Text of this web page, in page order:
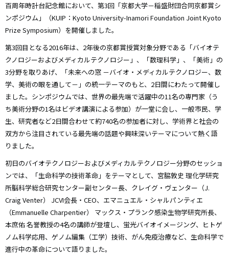
百周年時計台記念館において、第3回「京都大学－稲盛財団合同京都賞シ
ンポジウム」（KUIP：Kyoto University-Inamori Foundation Joint Kyoto
Prize Symposium）を開催しました。
第3回目となる2016年は、2年後の京都賞授賞対象分野である「バイオテ
クノロジーおよびメディカルテクノロジー」、「数理科学」、「美術」の
3分野を取りあげ、「未来への窓 －バイオ・メディカルテクノロジー、数
学、美術の眼を通して－」の統一テーマのもと、2日間にわたって開催し
ました。シンポジウムでは、世界の最先端で活躍中の11名の専門家（う
ち美術分野の1名はビデオ講演による参加）が一堂に会し、一般市民、学
生、研究者など2日間合わせて約740名の参加者に対し、学術界と社会の
双方から注目されている最先端の話題や興味深いテーマについて熱く語
りました。
初日のバイオテクノロジーおよびメディカルテクノロジー分野のセッショ
ンでは、「生命科学の技術革命」をテーマとして、宮脇敦史 理化学研究
所脳科学総合研究センター副センター長、クレイグ・ヴェンター（J.
Craig Venter） JCVI会長・CEO、エマニュエル・シャルパンティエ
（Emmanuelle Charpentier） マックス・プランク感染生物学研究所長、
本庶佑 名誉教授の4名の講師が登壇し、蛍光バイオイメージング、ヒトゲ
ノム科学応用、ゲノム編集（工学）技術、がん免疫治療など、生命科学で
進行中の革命について語りました。